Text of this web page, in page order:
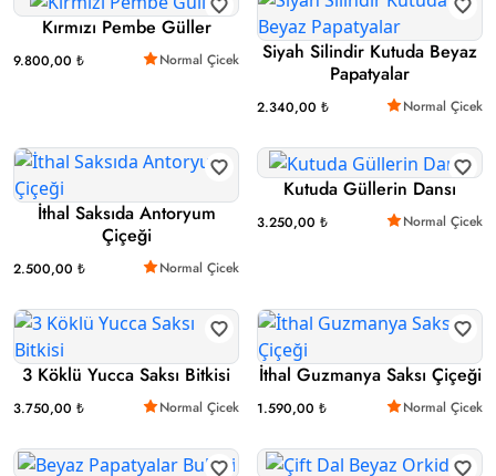
Kırmızı Pembe Güller
9.800,00 ₺ Normal Çicek
Siyah Silindir Kutuda Beyaz
Papatyalar
2.340,00 ₺ Normal Çicek
İthal Saksıda Antoryum
Çiçeği
2.500,00 ₺ Normal Çicek
Kutuda Güllerin Dansı
3.250,00 ₺ Normal Çicek
3 Köklü Yucca Saksı Bitkisi
3.750,00 ₺ Normal Çicek
İthal Guzmanya Saksı Çiçeği
1.590,00 ₺ Normal Çicek